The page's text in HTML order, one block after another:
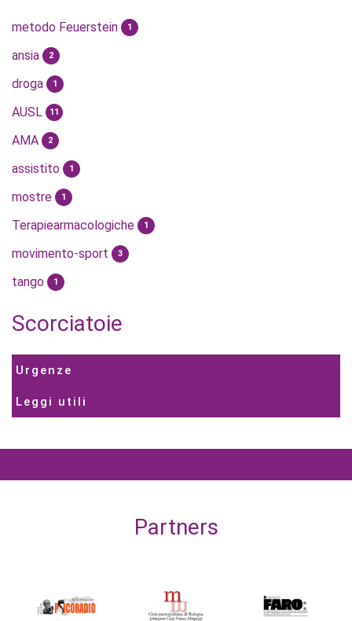
metodo Feuerstein 1
ansia 2
droga 1
AUSL 11
AMA 2
assistito 1
mostre 1
Terapiearmacologiche 1
movimento-sport 3
tango 1
Scorciatoie
Urgenze
Leggi utili
Partners